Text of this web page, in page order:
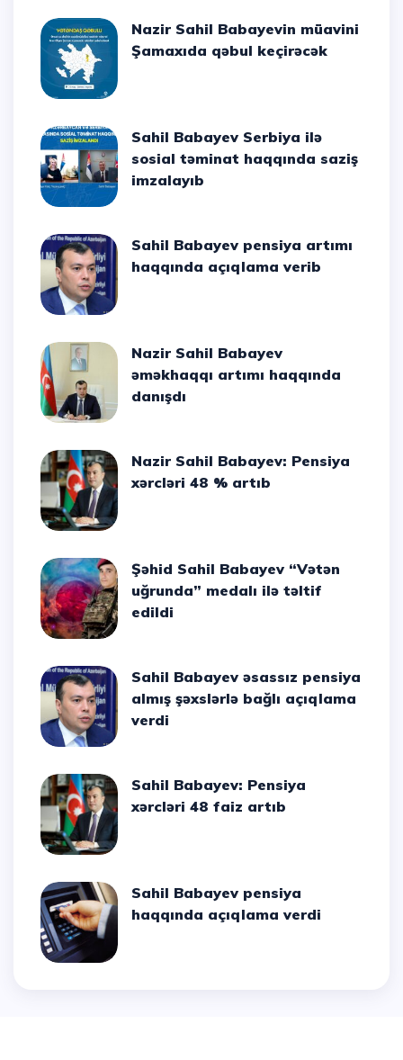
Nazir Sahil Babayevin müavini
Şamaxıda qəbul keçirəcək
Sahil Babayev Serbiya ilə
sosial təminat haqqında saziş
imzalayıb
Sahil Babayev pensiya artımı
haqqında açıqlama verib
Nazir Sahil Babayev
əməkhaqqı artımı haqqında
danışdı
Nazir Sahil Babayev: Pensiya
xərcləri 48 % artıb
Şəhid Sahil Babayev “Vətən
uğrunda” medalı ilə təltif
edildi
Sahil Babayev əsassız pensiya
almış şəxslərlə bağlı açıqlama
verdi
Sahil Babayev: Pensiya
xərcləri 48 faiz artıb
Sahil Babayev pensiya
haqqında açıqlama verdi